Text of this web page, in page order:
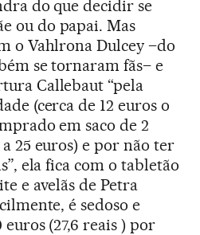
do que decidir se
ou do papai. Mas
o Vahlrona Dulcey –do
se tornaram fãs– e
Callebaut “pela
(cerca de 12 euros o
em saco de 2
25 euros) e por não ter
ela fica com o tabletão
e avelãs de Petra
é sedoso e
(27,6 reais ) por